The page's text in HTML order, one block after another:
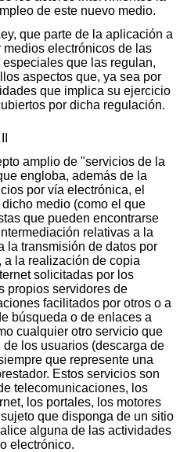
de este nuevo medio.
que parte de la aplicación a
electrónicos de las
que las regulan,
aspectos que, ya sea por
que implica su ejercicio
por dicha regulación.
amplio de "servicios de la
engloba, además de la
por vía electrónica, el
medio (como el que
que pueden encontrarse
relativas a la
la transmisión de datos por
a la realización de copia
solicitadas por los
propios servidores de
facilitados por otros o a
búsqueda o de enlaces a
cualquier otro servicio que
los usuarios (descarga de
que represente una
Estos servicios son
telecomunicaciones, los
los portales, los motores
que disponga de un sitio
alguna de las actividades
electrónico.